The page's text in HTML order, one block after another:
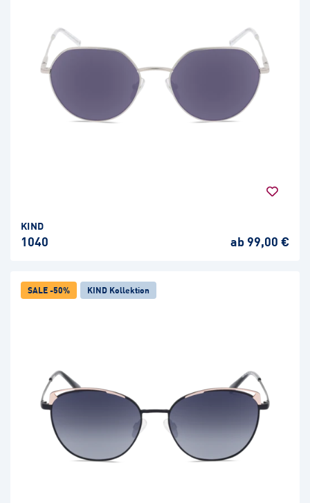
KIND
1040 ab 99,00 €
SALE -50% KIND Kollektion